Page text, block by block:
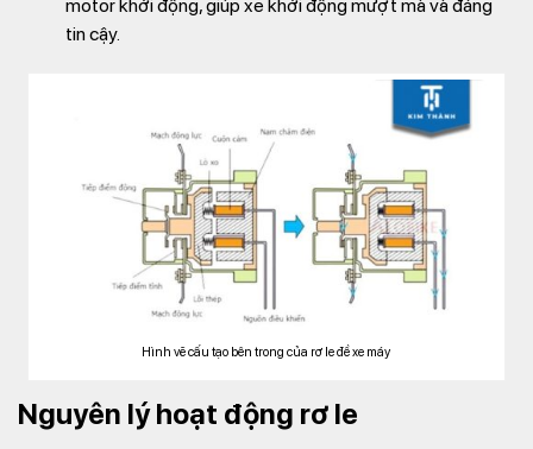
motor khởi động, giúp xe khởi động mượt mà và đáng
tin cậy.
Hình vẽ cấu tạo bên trong của rơ le đề xe máy
Nguyên lý hoạt động rơ le